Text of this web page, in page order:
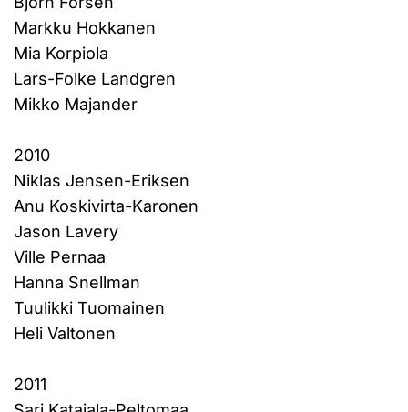
Markku Hokkanen
Mia Korpiola
Lars-Folke Landgren
Mikko Majander
2010
Niklas Jensen-Eriksen
Anu Koskivirta-Karonen
Jason Lavery
Ville Pernaa
Hanna Snellman
Tuulikki Tuomainen
Heli Valtonen
2011